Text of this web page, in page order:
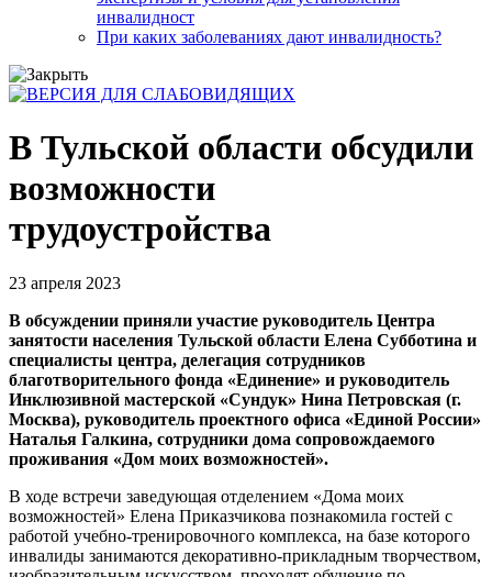
инвалидност
При каких заболеваниях дают инвалидность?
В Тульской области обсудили
возможности
трудоустройства
23 апреля 2023
В обсуждении приняли участие руководитель Центра
занятости населения Тульской области Елена Субботина и
специалисты центра, делегация сотрудников
благотворительного фонда «Единение» и руководитель
Инклюзивной мастерской «Сундук» Нина Петровская (г.
Москва), руководитель проектного офиса «Единой России»
Наталья Галкина, сотрудники дома сопровождаемого
проживания «Дом моих возможностей».
В ходе встречи заведующая отделением «Дома моих
возможностей» Елена Приказчикова познакомила гостей с
работой учебно-тренировочного комплекса, на базе которого
инвалиды занимаются декоративно-прикладным творчеством,